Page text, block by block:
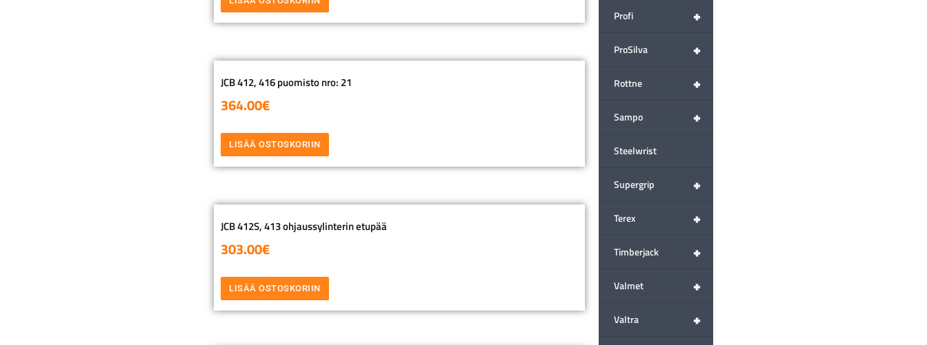
JCB 412, 416 puomisto nro: 21
364.00€
LISÄÄ OSTOSKORIIN
JCB 412S, 413 ohjaussylinterin etupää
303.00€
LISÄÄ OSTOSKORIIN
+
Profi
+
ProSilva
+
Rottne
+
Sampo
Steelwrist
+
Supergrip
+
Terex
+
Timberjack
+
Valmet
+
Valtra